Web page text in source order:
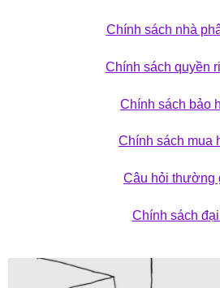
Chính sách nhà
Chính sách quyền
Chính sách bảo
Chính sách mua
Câu hỏi thường
Chính sách